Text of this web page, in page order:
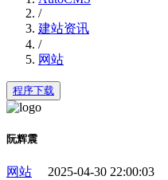
/
建站资讯
/
网站
程序下载
阮辉震
网站 2025-04-30 22:00:03